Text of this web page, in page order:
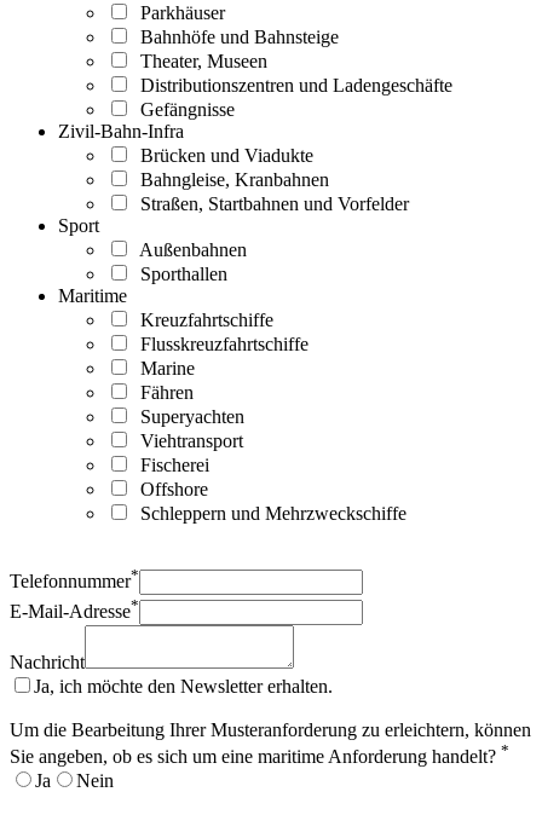
Parkhäuser
Bahnhöfe und Bahnsteige
Theater, Museen
Distributionszentren und Ladengeschäfte
Gefängnisse
Zivil-Bahn-Infra
Brücken und Viadukte
Bahngleise, Kranbahnen
Straßen, Startbahnen und Vorfelder
Sport
Außenbahnen
Sporthallen
Maritime
Kreuzfahrtschiffe
Flusskreuzfahrtschiffe
Marine
Fähren
Superyachten
Viehtransport
Fischerei
Offshore
Schleppern und Mehrzweckschiffe
Telefonnummer*
E-Mail-Adresse*
Nachricht
Ja, ich möchte den Newsletter erhalten.
Um die Bearbeitung Ihrer Musteranforderung zu erleichtern, können
Sie angeben, ob es sich um eine maritime Anforderung handelt? *
Ja Nein